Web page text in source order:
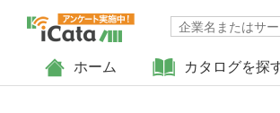
ホーム カタログを探